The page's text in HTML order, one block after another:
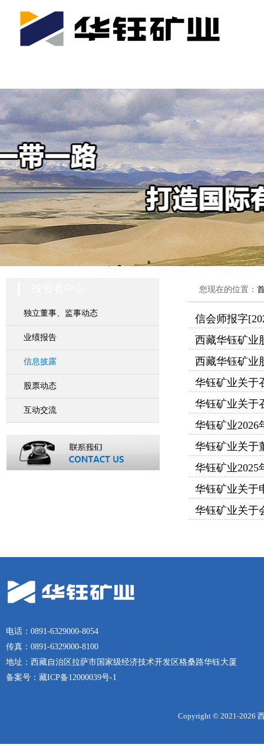
独立董事、监事动态
业绩报告
信息披露
股票动态
互动交流
您现在的位置：
信会师报字
西藏华钰矿业
西藏华钰矿业
华钰矿业关于
华钰矿业关于
华钰矿业2026
华钰矿业关于
华钰矿业2025
华钰矿业关于
华钰矿业关于
电话：0891-6329000-8054
传真：0891-6329000-8100
地址：西藏自治区拉萨市国家级经济技术开发区格桑路华钰大厦
备案号： 藏ICP备12000039号-1
Copyright © 2021-2026